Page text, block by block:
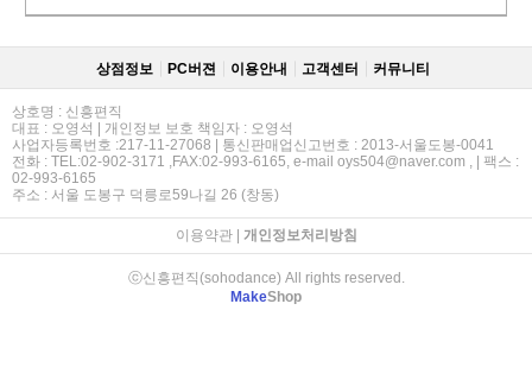
상점정보 PC버젼 이용안내 고객센터 커뮤니티
상호명 : 신흥편직
대표 : 오영석 | 개인정보 보호 책임자 : 오영석
사업자등록번호 :217-11-27068 | 통신판매업신고번호 : 2013-서울도봉-0041
전화 : TEL:02-902-3171 ,FAX:02-993-6165, e-mail oys504@naver.com , | 팩스 :
02-993-6165
주소 : 서울 도봉구 덕릉로59나길 26 (창동)
이용약관| 개인정보처리방침
ⓒ신흥편직(sohodance) All rights reserved.
MakeShop